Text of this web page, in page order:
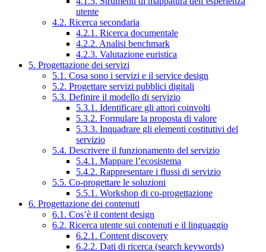
utente
4.2. Ricerca secondaria
4.2.1. Ricerca documentale
4.2.2. Analisi benchmark
4.2.3. Valutazione euristica
5. Progettazione dei servizi
5.1. Cosa sono i servizi e il service design
5.2. Progettare servizi pubblici digitali
5.3. Definire il modello di servizio
5.3.1. Identificare gli attori coinvolti
5.3.2. Formulare la proposta di valore
5.3.3. Inquadrare gli elementi costitutivi del
servizio
5.4. Descrivere il funzionamento del servizio
5.4.1. Mappare l’ecosistema
5.4.2. Rappresentare i flussi di servizio
5.5. Co-progettare le soluzioni
5.5.1. Workshop di co-progettazione
6. Progettazione dei contenuti
6.1. Cos’è il content design
6.2. Ricerca utente sui contenuti e il linguaggio
6.2.1. Content discovery
6.2.2. Dati di ricerca (search keywords)